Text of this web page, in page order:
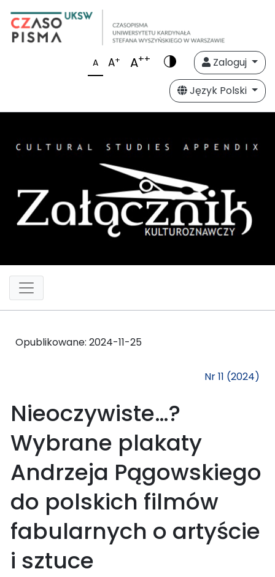
A A+ A++
Zaloguj
Język Polski
Opublikowane: 2024-11-25
Nr 11 (2024)
Nieoczywiste…?
Wybrane plakaty
Andrzeja Pągowskiego
do polskich filmów
fabularnych o artyście
i sztuce